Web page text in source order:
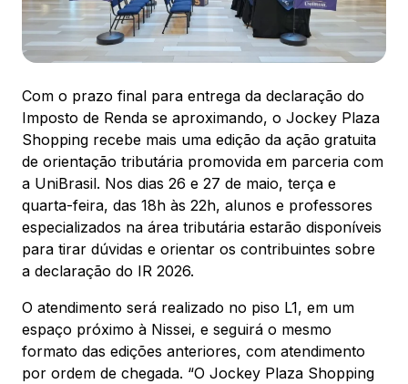
WhatsApp
Comodidades Eventos Cinema
Mapa Virtual
Com o prazo final para entrega da declaração do
Imposto de Renda se aproximando, o Jockey Plaza
Shopping recebe mais uma edição da ação gratuita
de orientação tributária promovida em parceria com
a UniBrasil. Nos dias 26 e 27 de maio, terça e
quarta-feira, das 18h às 22h, alunos e professores
especializados na área tributária estarão disponíveis
para tirar dúvidas e orientar os contribuintes sobre
a declaração do IR 2026.
O atendimento será realizado no piso L1, em um
espaço próximo à Nissei, e seguirá o mesmo
formato das edições anteriores, com atendimento
por ordem de chegada. “O Jockey Plaza Shopping